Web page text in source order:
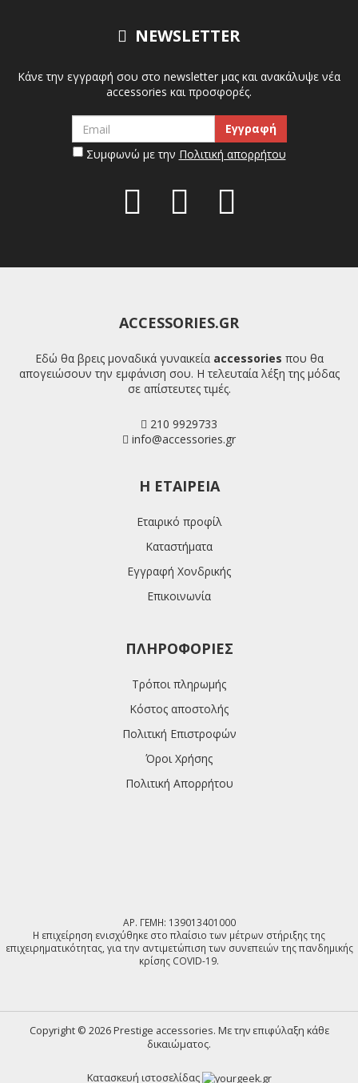
NEWSLETTER
Κάνε την εγγραφή σου στο newsletter μας και ανακάλυψε νέα
accessories και προσφορές.
Συμφωνώ με την Πολιτική απορρήτου
ACCESSORIES.GR
Εδώ θα βρεις μοναδικά γυναικεία accessories που θα
απογειώσουν την εμφάνιση σου. Η τελευταία λέξη της μόδας
σε απίστευτες τιμές.
210 9929733
info@accessories.gr
H ΕΤΑΙΡΕΊΑ
Εταιρικό προφίλ
Καταστήματα
Εγγραφή Χονδρικής
Επικοινωνία
ΠΛΗΡΟΦΟΡΊΕΣ
Τρόποι πληρωμής
Κόστος αποστολής
Πολιτική Επιστροφών
Όροι Χρήσης
Πολιτική Απορρήτου
ΑΡ. ΓΕΜΗ: 139013401000
Η επιχείρηση ενισχύθηκε στο πλαίσιο των μέτρων στήριξης της
επιχειρηματικότητας, για την αντιμετώπιση των συνεπειών της πανδημικής
κρίσης COVID-19.
Copyright © 2026 Prestige accessories. Με την επιφύλαξη κάθε
δικαιώματος.
Κατασκευή ιστοσελίδας